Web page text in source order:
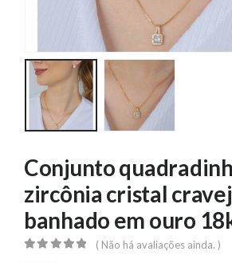
Conjunto
zircônia cristal
banhado em ouro
( Não há avaliações ainda. )